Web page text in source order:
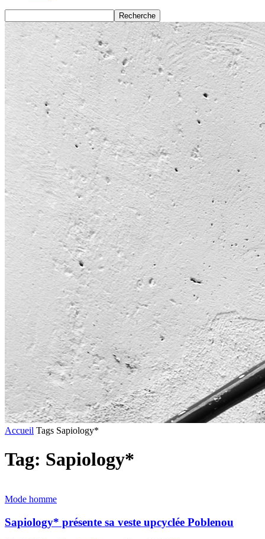
Accueil Tags Sapiology*
Tag: Sapiology*
Mode homme
Sapiology* présente sa veste upcyclée Poblenou